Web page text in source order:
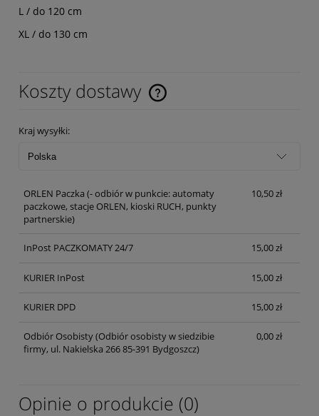
L / do 120 cm
XL / do 130 cm
Koszty dostawy
Cena nie zawiera ewentualnych kosztów płatności
Kraj wysyłki:
ORLEN Paczka (- odbiór w punkcie: automaty
paczkowe, stacje ORLEN, kioski RUCH, punkty
partnerskie)
10,50 zł
InPost PACZKOMATY 24/7 15,00 zł
KURIER InPost 15,00 zł
KURIER DPD 15,00 zł
Odbiór Osobisty(Odbiór osobisty w siedzibie
firmy, ul. Nakielska 266 85-391 Bydgoszcz)
0,00 zł
Opinie o produkcie (0)